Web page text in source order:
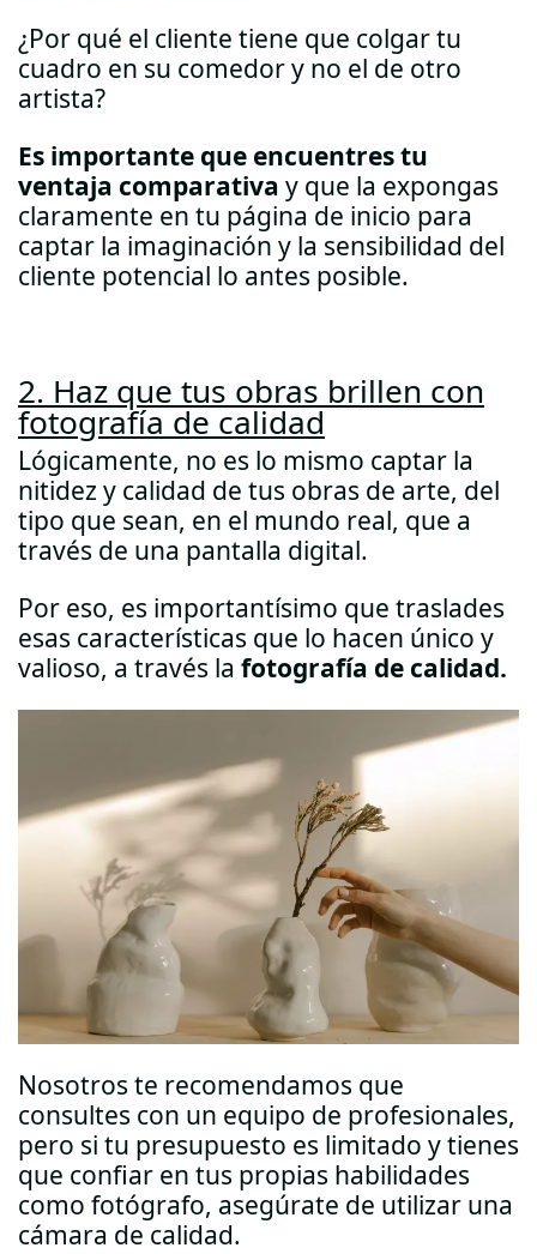
¿Por qué el cliente tiene que colgar tu
cuadro en su comedor y no el de otro
artista?
Es importante que encuentres tu
ventaja comparativa y que la expongas
claramente en tu página de inicio para
captar la imaginación y la sensibilidad del
cliente potencial lo antes posible.
2. Haz que tus obras brillen con
fotografía de calidad
Lógicamente, no es lo mismo captar la
nitidez y calidad de tus obras de arte, del
tipo que sean, en el mundo real, que a
través de una pantalla digital.
Por eso, es importantísimo que traslades
esas características que lo hacen único y
valioso, a través la fotografía de calidad.
Nosotros te recomendamos que
consultes con un equipo de profesionales,
pero si tu presupuesto es limitado y tienes
que confiar en tus propias habilidades
como fotógrafo, asegúrate de utilizar una
cámara de calidad.